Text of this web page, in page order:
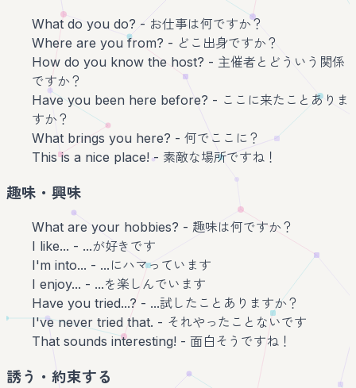
What do you do? - お仕事は何ですか？
Where are you from? - どこ出身ですか？
How do you know the host? - 主催者とどういう関係
ですか？
Have you been here before? - ここに来たことありま
すか？
What brings you here? - 何でここに？
This is a nice place! - 素敵な場所ですね！
趣味・興味
What are your hobbies? - 趣味は何ですか？
I like... - ...が好きです
I'm into... - ...にハマっています
I enjoy... - ...を楽しんでいます
Have you tried...? - ...試したことありますか？
I've never tried that. - それやったことないです
That sounds interesting! - 面白そうですね！
誘う・約束する